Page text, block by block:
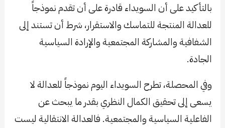
بالتأكيد على أن السويداء قادرة على أن تقدم نموذجاً
للعدالة المنتجة للتماسك والاستقرار، شرط أن تستند إلى
الشفافية والمشاركة المجتمعية والإرادة السياسية
الجادة.
وفي المحصلة، تطرح السويداء اليوم نموذجاً للعدالة لا
يسعى إلى تحقيق الكمال النظري بقدر ما يبحث عن
الفاعلية السياسية والمجتمعية. فالعدالة الانتقالية ليست